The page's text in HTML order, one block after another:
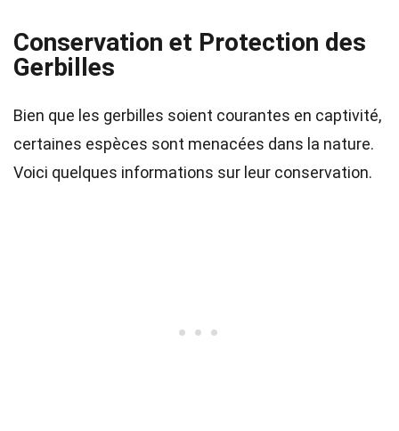
Conservation et Protection des
Gerbilles
Bien que les gerbilles soient courantes en captivité,
certaines espèces sont menacées dans la nature.
Voici quelques informations sur leur conservation.